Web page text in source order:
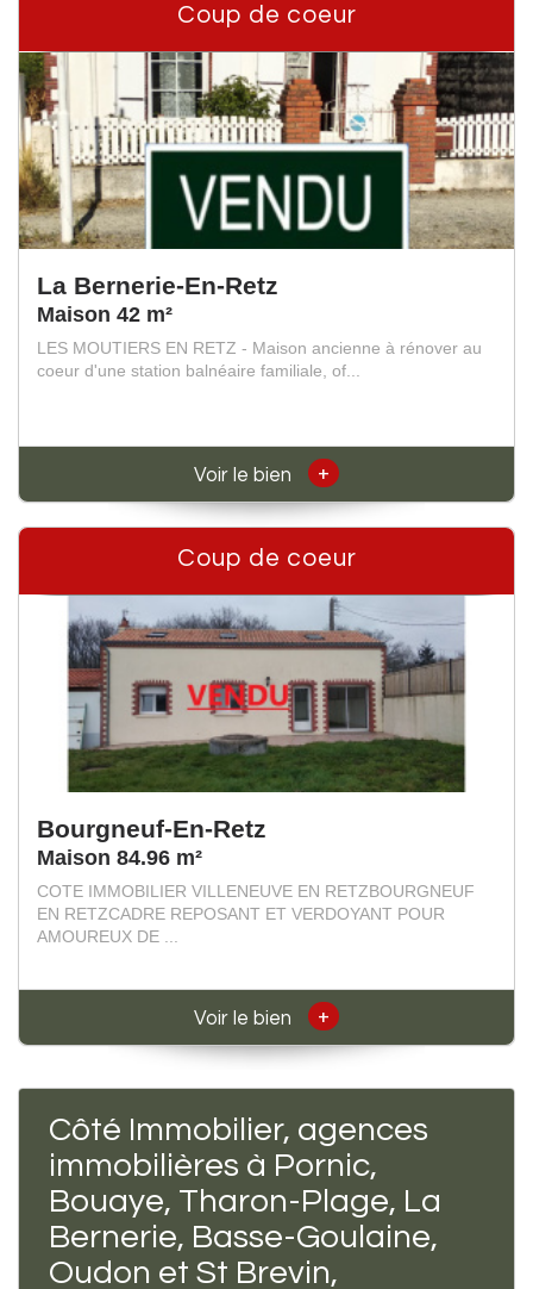
Coup de coeur
La Bernerie-En-Retz
Maison 42 m²
LES MOUTIERS EN RETZ - Maison ancienne à rénover au
coeur d'une station balnéaire familiale, of...
Voir le bien +
Coup de coeur
Bourgneuf-En-Retz
Maison 84.96 m²
COTE IMMOBILIER VILLENEUVE EN RETZBOURGNEUF
EN RETZCADRE REPOSANT ET VERDOYANT POUR
AMOUREUX DE ...
Voir le bien +
Côté Immobilier, agences
immobilières à Pornic,
Bouaye, Tharon-Plage, La
Bernerie, Basse-Goulaine,
Oudon et St Brevin,